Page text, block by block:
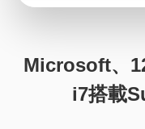
Microsoft、
i7搭載